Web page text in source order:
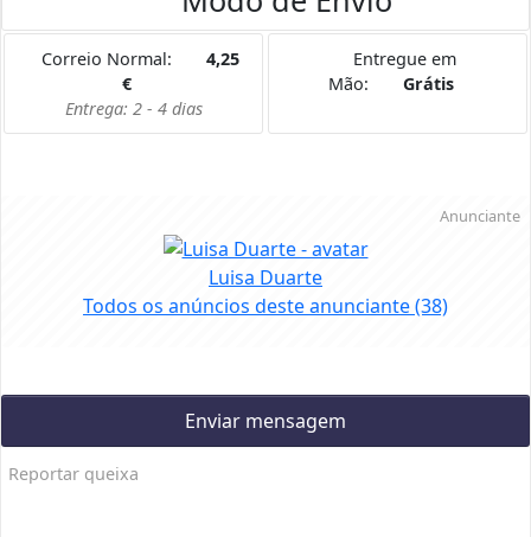
Correio Normal:
4,25
€
Entrega: 2 - 4 dias
Entregue em
Mão:
Grátis
Anunciante
Luisa Duarte
Todos os anúncios deste anunciante(38)
Enviar mensagem
Reportar queixa